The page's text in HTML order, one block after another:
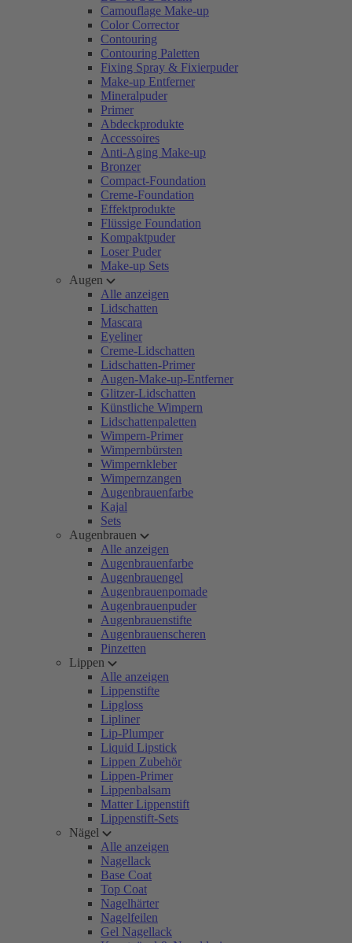
Camouflage Make-up
Color Corrector
Contouring
Contouring Paletten
Fixing Spray & Fixierpuder
Make-up Entferner
Mineralpuder
Primer
Abdeckprodukte
Accessoires
Anti-Aging Make-up
Bronzer
Compact-Foundation
Creme-Foundation
Effektprodukte
Flüssige Foundation
Kompaktpuder
Loser Puder
Make-up Sets
Augen
Alle anzeigen
Lidschatten
Mascara
Eyeliner
Creme-Lidschatten
Lidschatten-Primer
Augen-Make-up-Entferner
Glitzer-Lidschatten
Künstliche Wimpern
Lidschattenpaletten
Wimpern-Primer
Wimpernbürsten
Wimpernkleber
Wimpernzangen
Augenbrauenfarbe
Kajal
Sets
Augenbrauen
Alle anzeigen
Augenbrauenfarbe
Augenbrauengel
Augenbrauenpomade
Augenbrauenpuder
Augenbrauenstifte
Augenbrauenscheren
Pinzetten
Lippen
Alle anzeigen
Lippenstifte
Lipgloss
Lipliner
Lip-Plumper
Liquid Lipstick
Lippen Zubehör
Lippen-Primer
Lippenbalsam
Matter Lippenstift
Lippenstift-Sets
Nägel
Alle anzeigen
Nagellack
Base Coat
Top Coat
Nagelhärter
Nagelfeilen
Gel Nagellack